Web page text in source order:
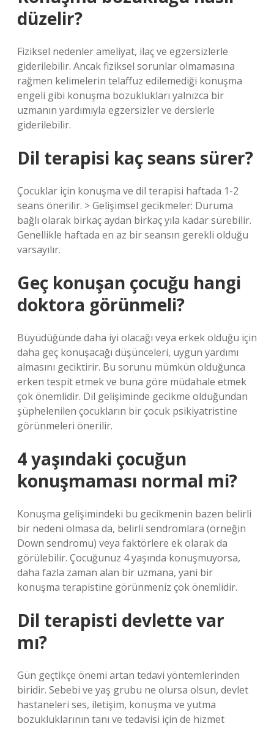
düzelir?
Fiziksel nedenler ameliyat, ilaç ve egzersizlerle
giderilebilir. Ancak fiziksel sorunlar olmamasına
rağmen kelimelerin telaffuz edilemediği konuşma
engeli gibi konuşma bozuklukları yalnızca bir
uzmanın yardımıyla egzersizler ve derslerle
giderilebilir.
Dil terapisi kaç seans sürer?
Çocuklar için konuşma ve dil terapisi haftada 1-2
seans önerilir. > Gelişimsel gecikmeler: Duruma
bağlı olarak birkaç aydan birkaç yıla kadar sürebilir.
Genellikle haftada en az bir seansın gerekli olduğu
varsayılır.
Geç konuşan çocuğu hangi
doktora görünmeli?
Büyüdüğünde daha iyi olacağı veya erkek olduğu için
daha geç konuşacağı düşünceleri, uygun yardımı
almasını geciktirir. Bu sorunu mümkün olduğunca
erken tespit etmek ve buna göre müdahale etmek
çok önemlidir. Dil gelişiminde gecikme olduğundan
şüphelenilen çocukların bir çocuk psikiyatristine
görünmeleri önerilir.
4 yaşındaki çocuğun
konuşmaması normal mi?
Konuşma gelişimindeki bu gecikmenin bazen belirli
bir nedeni olmasa da, belirli sendromlara (örneğin
Down sendromu) veya faktörlere ek olarak da
görülebilir. Çocuğunuz 4 yaşında konuşmuyorsa,
daha fazla zaman alan bir uzmana, yani bir
konuşma terapistine görünmeniz çok önemlidir.
Dil terapisti devlette var
mı?
Gün geçtikçe önemi artan tedavi yöntemlerinden
biridir. Sebebi ve yaş grubu ne olursa olsun, devlet
hastaneleri ses, iletişim, konuşma ve yutma
bozukluklarının tanı ve tedavisi için de hizmet